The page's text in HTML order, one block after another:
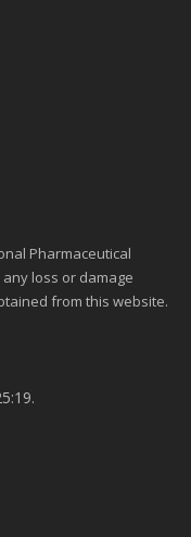
Pharmaceutical
loss or damage
from this website.